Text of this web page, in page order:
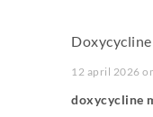
12 april 2026
doxycycline